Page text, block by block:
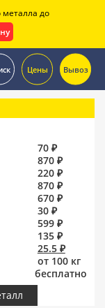
Цены Вывоз
70 ₽
870 ₽
220 ₽
870 ₽
670 ₽
30 ₽
599 ₽
135 ₽
25.5 ₽
от 100 кг
бесплатно
до